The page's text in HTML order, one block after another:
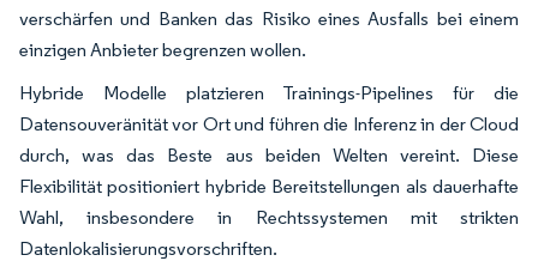
verschärfen und Banken das Risiko eines Ausfalls bei einem
einzigen Anbieter begrenzen wollen.
Hybride Modelle platzieren Trainings-Pipelines für die
Datensouveränität vor Ort und führen die Inferenz in der Cloud
durch, was das Beste aus beiden Welten vereint. Diese
Flexibilität positioniert hybride Bereitstellungen als dauerhafte
Wahl, insbesondere in Rechtssystemen mit strikten
Datenlokalisierungsvorschriften.